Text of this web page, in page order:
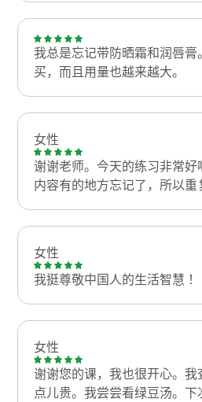
我总是忘记带防晒霜和润唇
买，而且用量也越来越大。
女性
谢谢老师。今天的练习非常
内容有的地方忘记了，所以重
女性
我挺尊敬中国人的生活智慧！
女性
谢谢您的课，我也很开心。
点儿贵。我尝尝看绿豆汤。下